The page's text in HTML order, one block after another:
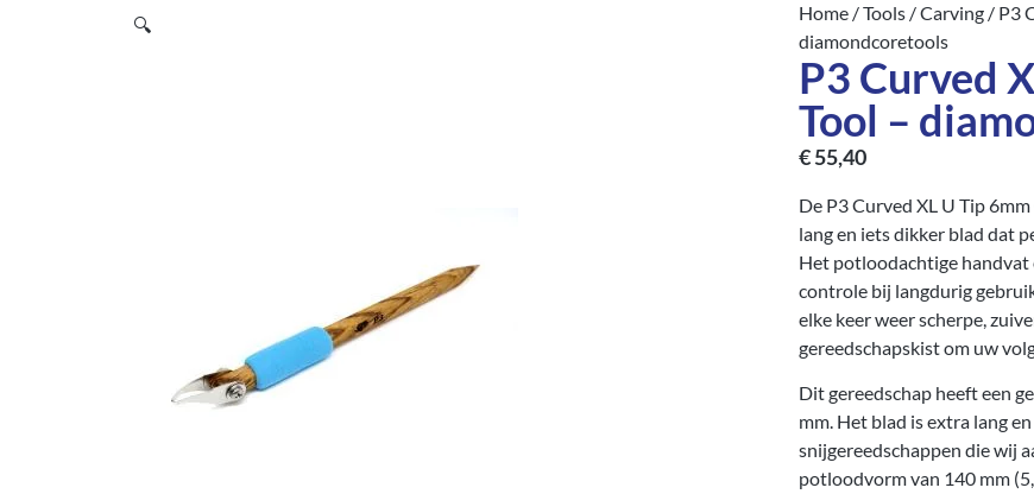
🔍
Home /Tools /Carving / P3
diamondcoretools
P3 Curved
Tool –
€55,40
De P3 Curved XL U Tip
lang en iets dikker blad dat
Het potloodachtige handvat
controle bij langdurig
elke keer weer scherpe,
gereedschapskist om uw
Dit gereedschap heeft een
mm. Het blad is extra lang
snijgereedschappen die wij
potloodvorm van 140 mm